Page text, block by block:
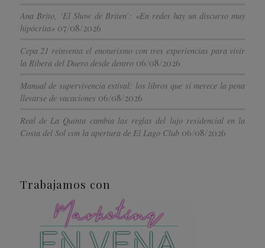
Ana Brito, ‘El Show de Briten’: «En redes hay un discurso muy
hipócrita» 07/08/2026
Cepa 21 reinventa el enoturismo con tres experiencias para vivir
la Ribera del Duero desde dentro 06/08/2026
Manual de supervivencia estival: los libros que sí merece la pena
llevarse de vacaciones 06/08/2026
Real de La Quinta cambia las reglas del lujo residencial en la
Costa del Sol con la apertura de El Lago Club 06/08/2026
Trabajamos con